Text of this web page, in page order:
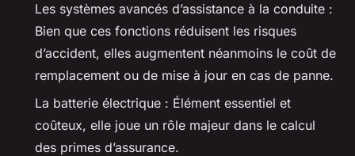
Les systèmes avancés d’assistance à la conduite :
Bien que ces fonctions réduisent les risques
d’accident, elles augmentent néanmoins le coût de
remplacement ou de mise à jour en cas de panne.
La batterie électrique : Élément essentiel et
coûteux, elle joue un rôle majeur dans le calcul
des primes d’assurance.